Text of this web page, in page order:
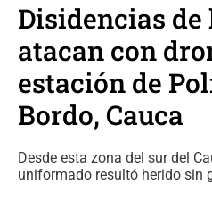
Disidencias de
atacan con
estación de
Bordo, Cauca
Desde esta zona del sur del
uniformado resultó herido sin